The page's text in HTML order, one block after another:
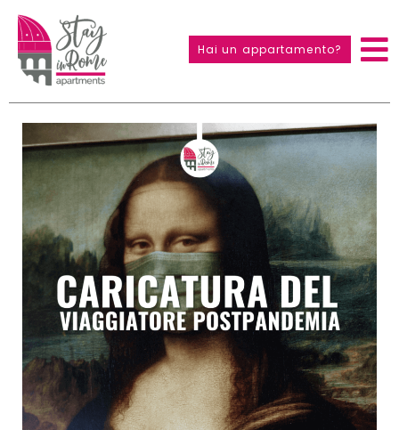
Hai un appartamento?